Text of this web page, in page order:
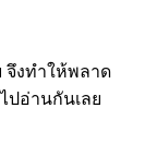
จึงทำให้พลาด
ปอ่านกันเลย